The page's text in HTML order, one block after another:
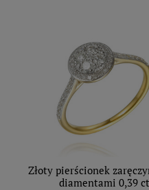
Złoty pierścionek
diamentami 0,39 ct